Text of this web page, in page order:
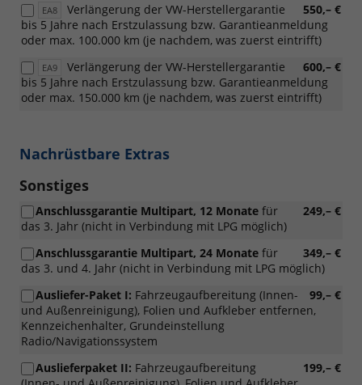
EA8 550,– €
Verlängerung der VW-Herstellergarantie
bis 5 Jahre nach Erstzulassung bzw. Garantieanmeldung
oder max. 100.000 km (je nachdem, was zuerst eintrifft)
EA9 600,– €
Verlängerung der VW-Herstellergarantie
bis 5 Jahre nach Erstzulassung bzw. Garantieanmeldung
oder max. 150.000 km (je nachdem, was zuerst eintrifft)
Nachrüstbare Extras
Sonstiges
249,– €
Anschlussgarantie Multipart, 12 Monate für
das 3. Jahr (nicht in Verbindung mit LPG möglich)
349,– €
Anschlussgarantie Multipart, 24 Monate für
das 3. und 4. Jahr (nicht in Verbindung mit LPG möglich)
99,– €
Ausliefer-Paket I: Fahrzeugaufbereitung (Innen-
und Außenreinigung), Folien und Aufkleber entfernen,
Kennzeichenhalter, Grundeinstellung
Radio/Navigationssystem
199,– €
Auslieferpaket II: Fahrzeugaufbereitung